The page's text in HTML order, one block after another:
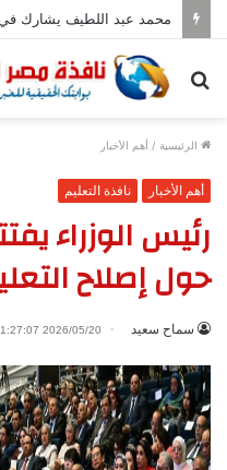
بحث
الرئيسية / أهم الأخبار
أهم الأخبار نافذة التعليم
رئيس الوزراء
حول إصلاح
سماح سعيد 2026/05/20 11:27:07 صباحًا